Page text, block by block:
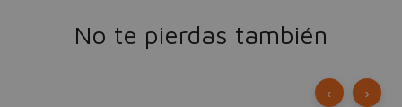
No te pierdas también
‹ ›